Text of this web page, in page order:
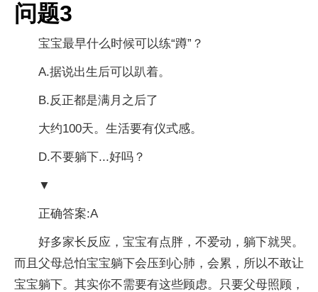
问题3
宝宝最早什么时候可以练“蹲”？
A.据说出生后可以趴着。
B.反正都是满月之后了
大约100天。生活要有仪式感。
D.不要躺下...好吗？
▼
正确答案:A
好多家长反应，宝宝有点胖，不爱动，躺下就哭。
而且父母总怕宝宝躺下会压到心肺，会累，所以不敢让
宝宝躺下。其实你不需要有这些顾虑。只要父母照顾，